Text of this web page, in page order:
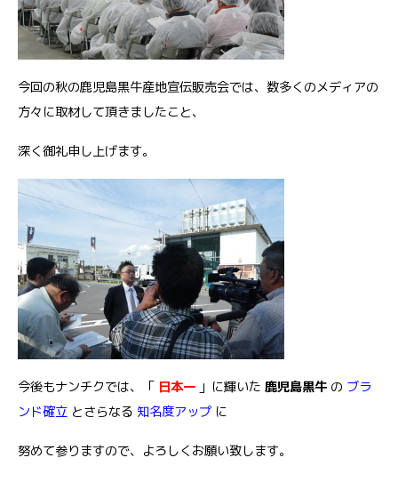
今回の秋の鹿児島黒牛産地宣伝販売会では、数多くのメディアの
方々に取材して頂きましたこと、
深く御礼申し上げます。
今後もナンチクでは、「 日本一 」に輝いた 鹿児島黒牛 の ブラ
ンド確立 とさらなる 知名度アップ に
努めて参りますので、よろしくお願い致します。